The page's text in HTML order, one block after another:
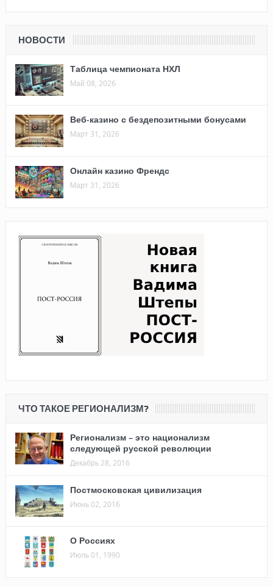
НОВОСТИ
Таблица чемпионата НХЛ
Май 08, 2026
Веб-казино с бездепозитными бонусами
Март 31, 2026
Онлайн казино Френдс
Март 31, 2026
ЧТО ТАКОЕ РЕГИОНАЛИЗМ?
Регионализм – это национализм
следующей русской революции
Декабрь 28, 2016
Постмосковская цивилизация
Июнь 02, 2016
О Россиях
Июль 01, 1990